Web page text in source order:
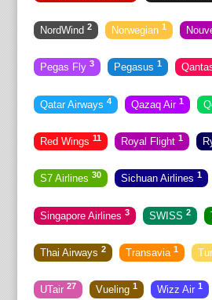
NordWind 2 Norwegian 1
Pegas Fly 3 Pegasus 1
Qatar Airways 4 Qazaq Air 1
Red Wings 11 Royal Flight 1
S7 Airlines 30 Sichuan Airlines 1
Singapore Airlines 3 SWISS 2
Thai Airways 2 Transavia 1
UTair 27 Vueling 1 Wizz Air 1